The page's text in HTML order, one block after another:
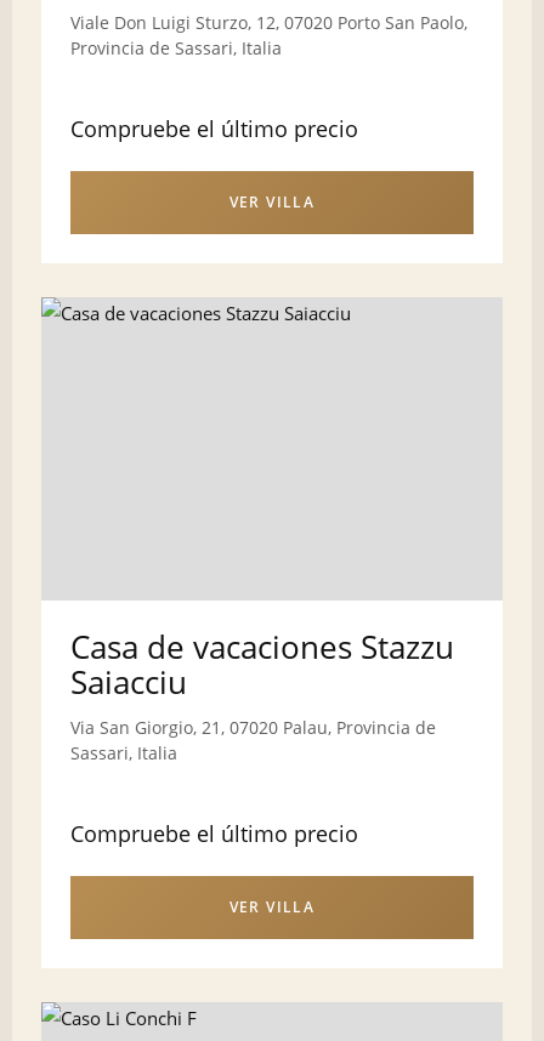
Viale Don Luigi Sturzo, 12, 07020 Porto San Paolo,
Provincia de Sassari, Italia
Compruebe el último precio
VER VILLA
Casa de vacaciones Stazzu
Saiacciu
Via San Giorgio, 21, 07020 Palau, Provincia de
Sassari, Italia
Compruebe el último precio
VER VILLA